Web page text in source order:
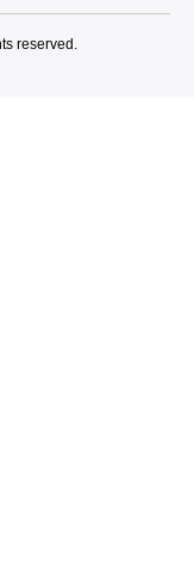
reserved.